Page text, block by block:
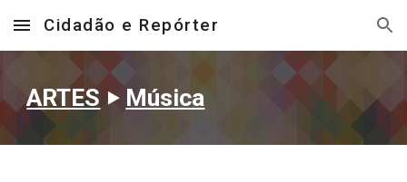
Skip to main content Skip to navigation
Cidadão e Repórter
ARTES ‣ Música